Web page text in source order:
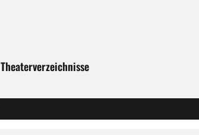
Theaterverzeichnisse